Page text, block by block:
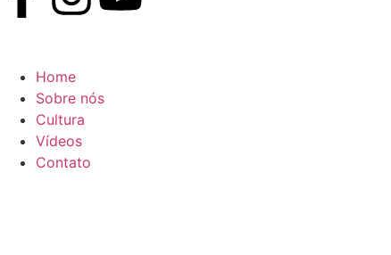
Home
Sobre nós
Cultura
Vídeos
Contato